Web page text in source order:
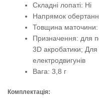
Складні лопаті: Ні
Напрямок
Товщина
Призначення: для
3D акробатики; Для
електродвигунів
Вага: 3,8 г
Комплектація: